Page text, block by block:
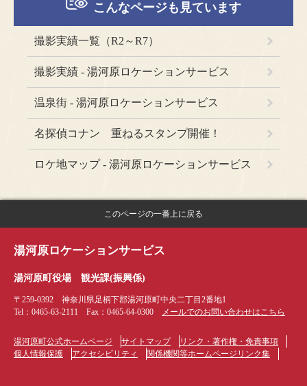
こんなページも見ています
撮影実績一覧（R2～R7）
撮影実績 - 湯河原ロケーションサービス
温泉街 - 湯河原ロケーションサービス
名探偵コナン 重ねるスタンプ開催！
ロケ地マップ - 湯河原ロケーションサービス
このページの一番上に戻る
湯河原ロケーションサービス
湯河原町役場 観光課(振興係)
〒259-0392
神奈川県足柄下郡湯河原町中央二丁目2番地1
Tel：0465-63-2111
Fax：0465-64-0300 メールでのお問い合わせはこちら
湯河原町公式ホームページ サイトマップ
リンク・著作権・免責事項
個人情報保護
アクセシビリティ 関係機関等ホームページリンク集